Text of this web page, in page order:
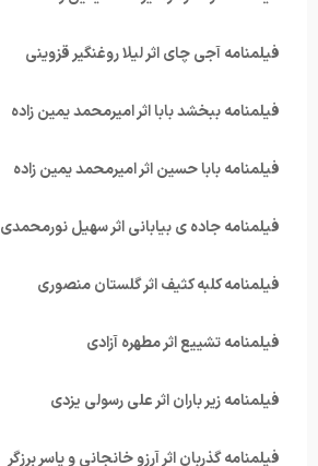
فیلمنامه آجی چای اثر لیلا روغنگیر قزوینی
فیلمنامه ببخشد بابا اثر امیرمحمد یمین زاده
فیلمنامه بابا حسین اثر امیرمحمد یمین زاده
فیلمنامه جاده ی بیابانی اثر سهیل نورمحمدی
فیلمنامه کلبه کثیف اثر گلستان منصوری
فیلمنامه تشییع اثر مطهره آزادی
فیلمنامه زیر باران اثر علی رسولی یزدی
فیلمنامه گذربان اثر آرزو خانجانی و یاسر برزگر